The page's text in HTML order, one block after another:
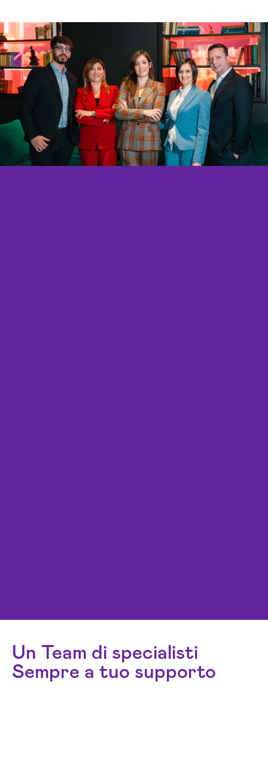
Un Team di specialisti
Sempre a tuo supporto